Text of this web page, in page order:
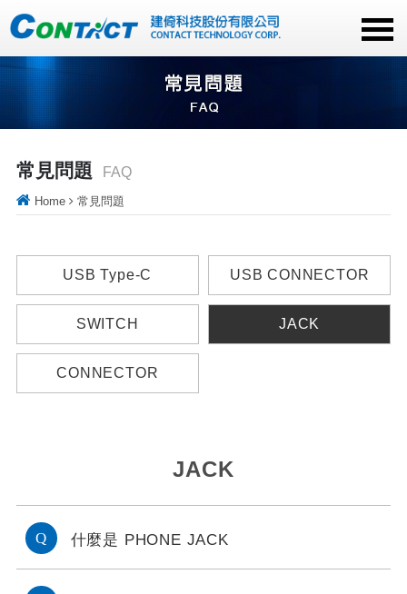
常見問題 FAQ
Home 常見問題
USB Type-C USB CONNECTOR
SWITCH JACK
CONNECTOR
JACK
什麼是 PHONE JACK